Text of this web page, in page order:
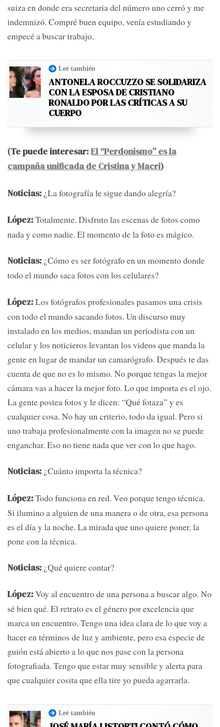
suiza en donde era secretaria del número uno cerró y me
indemnizó. Compré buen equipo, venía estudiando y
empecé a buscar trabajo.
Leé también
ANTONELA ROCCUZZO SE SOLIDARIZA
CON LA ESPOSA DE CRISTIANO
RONALDO POR LAS CRÍTICAS A SU
CUERPO
(Te puede interesar:El “Perdonismo” es la
campaña unificada de Cristina y Macri)
Noticias: ¿La fotografía le sigue dando alegría?
López:Totalmente. Disfruto las escenas de fotos como
nada y como nadie. El momento de la foto es mágico.
Noticias: ¿Cómo es ser fotógrafo en un momento donde
todo el mundo saca fotos con los celulares?
López:Los fotógrafos profesionales pasamos una crisis
con todo el mundo sacando fotos. Un discurso muy
instalado en los medios, mandan un periodista con un
celular y los noticieros levantan los videos que manda la
gente en lugar de mandar un camarógrafo. Después te das
cuenta de que no es lo mismo. No porque tengas la mejor
cámara vas a hacer la mejor foto. Lo que importa es el ojo.
La gente postea fotos y le dicen: “Qué fotaza” y es
cualquier cosa. No hay un criterio, todo da igual. Pero si
uno trabaja profesionalmente con la imagen no se puede
enganchar. Eso no tiene nada que ver con lo que hago.
Noticias: ¿Cuánto importa la técnica?
López:Todo funciona en red. Veo porque tengo técnica.
Si ilumino a alguien de una manera o de otra, esa persona
es el día y la noche. La mirada que uno quiere poner, la
pone con la técnica.
Noticias: ¿Qué quiere contar?
López:Voy al encuentro de una persona a buscar algo. No
sé bien qué. El retrato es el género por excelencia que
marca un encuentro. Tengo una idea clara de lo que voy a
hacer en términos de luz y ambiente, pero esa especie de
guión está abierto a lo que nos pase con la persona
fotografiada. Tengo que estar muy sensible y alerta para
que cualquier cosita que ella tire yo pueda agarrarla.
Leé también